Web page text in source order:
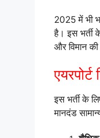
2025 में भी
है। इस भर्ती
और विमान की
इस भर्ती के
मानदंड